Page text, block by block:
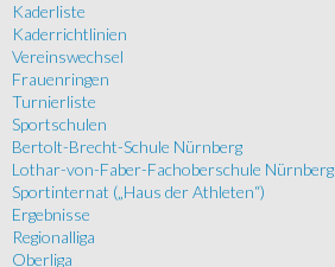
Kaderliste
Kaderrichtlinien
Vereinswechsel
Frauenringen
Turnierliste
Sportschulen
Bertolt-Brecht-Schule Nürnberg
Lothar-von-Faber-Fachoberschule Nürnberg
Sportinternat („Haus der Athleten“)
Ergebnisse
Regionalliga
Oberliga